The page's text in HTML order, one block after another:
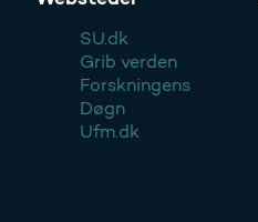
SU.dk
Grib verden
Forskningens
Døgn
Ufm.dk